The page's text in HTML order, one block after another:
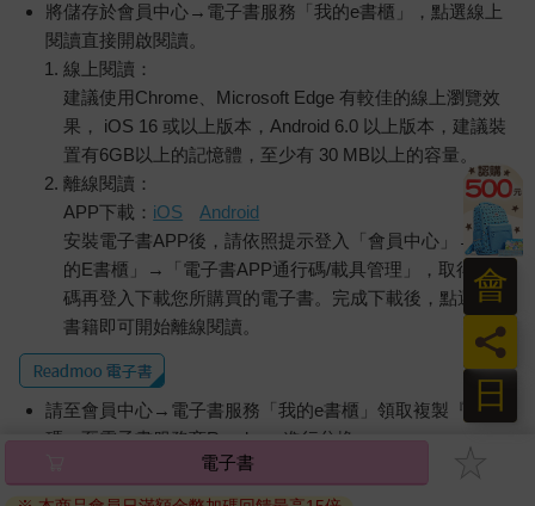
將儲存於會員中心→電子書服務「我的e書櫃」，點選線上
閱讀直接開啟閱讀。
線上閱讀：
建議使用Chrome、Microsoft Edge 有較佳的線上瀏覽效
果， iOS 16 或以上版本，Android 6.0 以上版本，建議裝
置有6GB以上的記憶體，至少有 30 MB以上的容量。
離線閱讀：
APP下載： iOS
Android
安裝電子書APP後，請依照提示登入「會員中心」→「我
的E書櫃」→「電子書APP通行碼/載具管理」，取得通行
碼再登入下載您所購買的電子書。完成下載後，點選任一
書籍即可開始離線閱讀。
請至會員中心→電子書服務「我的e書櫃」領取複製『兌換
碼』至電子書服務商Readmoo進行兌換。
電子書
日
員
會